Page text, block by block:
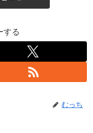
する
むっち